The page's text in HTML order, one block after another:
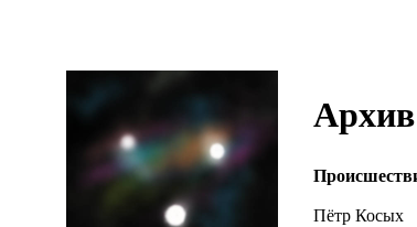
Архив
Пётр Косых